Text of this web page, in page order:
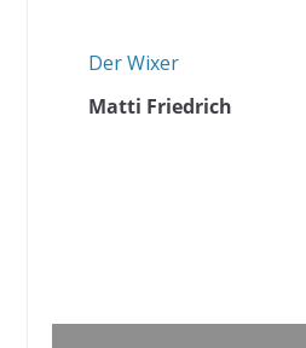
Der Wixer
Matti Friedrich